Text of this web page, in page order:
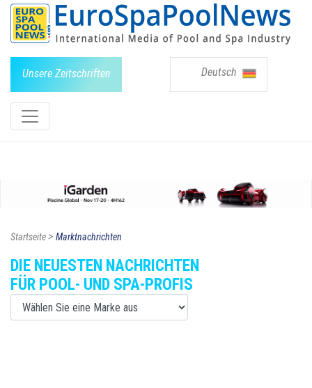
Unsere Zeitschriften Deutsch
Startseite> Marktnachrichten
DIE NEUESTEN NACHRICHTEN
FÜR POOL- UND SPA-PROFIS